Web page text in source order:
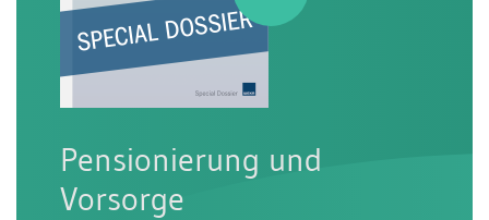
Pensionierung und
Vorsorge